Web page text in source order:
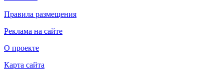
Правила размещения
Реклама на сайте
О проекте
Карта сайта